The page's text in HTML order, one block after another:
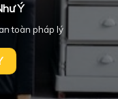
Ý
toàn pháp lý